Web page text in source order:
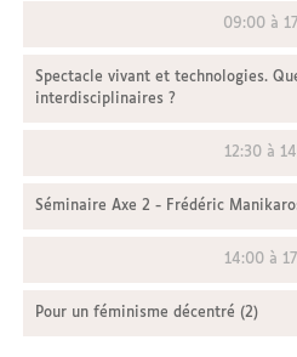
09:00 à
Spectacle vivant et technologies.
interdisciplinaires ?
12:30 à
Séminaire Axe 2 - Frédéric
14:00 à
Pour un féminisme décentré (2)